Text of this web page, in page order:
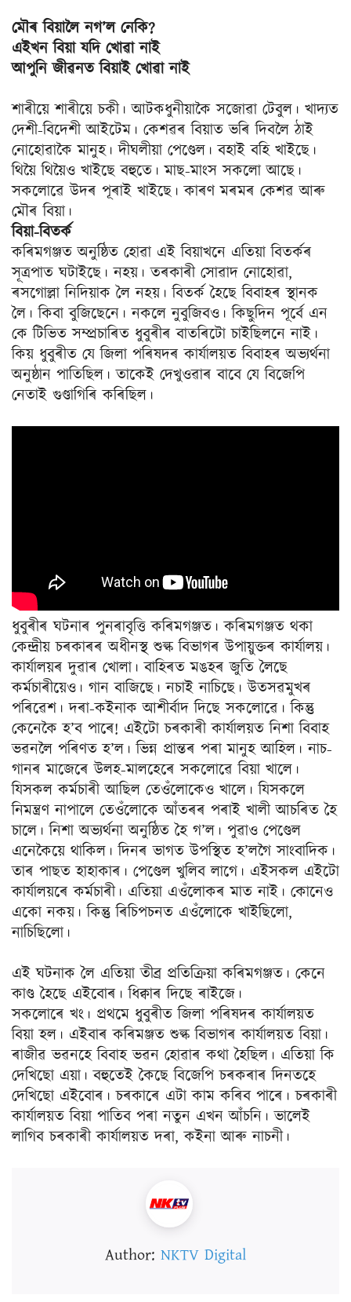
মৌৰ বিয়ালৈ নগ’ল নেকি?
এইখন বিয়া যদি খোৱা নাই
আপুনি জীৱনত বিয়াই খোৱা নাই
শাৰীয়ে শাৰীয়ে চকী। আটকধুনীয়াকৈ সজোৱা টেবুল। খাদ্যত
দেশী-বিদেশী আইটেম। কেশৱৰ বিয়াত ভৰি দিবলৈ ঠাই
নোহোৱাকৈ মানুহ। দীঘলীয়া পেণ্ডেল। বহাই বহি খাইছে।
থিয়ৈ থিয়ৈও খাইছে বহুতে। মাছ-মাংস সকলো আছে।
সকলোৱে উদৰ পূৰাই খাইছে। কাৰণ মৰমৰ কেশৱ আৰু
মৌৰ বিয়া।
বিয়া-বিতৰ্ক
কৰিমগঞ্জত অনুষ্ঠিত হোৱা এই বিয়াখনে এতিয়া বিতৰ্কৰ
সূত্ৰপাত ঘটাইছে। নহয়। তৰকাৰী সোৱাদ নোহোৱা,
ৰসগোল্লা নিদিয়াক লৈ নহয়। বিতৰ্ক হৈছে বিবাহৰ স্থানক
লৈ। কিবা বুজিছেনে। নকলে নুবুজিবও। কিছুদিন পূৰ্বে এন
কে টিভিত সম্প্ৰচাৰিত ধুবুৰীৰ বাতৰিটো চাইছিলনে নাই।
কিয় ধুবুৰীত যে জিলা পৰিষদৰ কাৰ্যালয়ত বিবাহৰ অভ্যৰ্থনা
অনুষ্ঠান পাতিছিল। তাকেই দেখুওৱাৰ বাবে যে বিজেপি
নেতাই গুণ্ডাগিৰি কৰিছিল।
ধুবুৰীৰ ঘটনাৰ পুনৰাবৃত্তি কৰিমগঞ্জত। কৰিমগঞ্জত থকা
কেন্দ্ৰীয় চৰকাৰৰ অধীনস্থ শুল্ক বিভাগৰ উপায়ুক্তৰ কাৰ্যালয়।
কাৰ্যালয়ৰ দুৱাৰ খোলা। বাহিৰত মঙহৰ জুতি লৈছে
কৰ্মচাৰীয়েও। গান বাজিছে। নচাই নাচিছে। উতসৱমুখৰ
পৰিৱেশ। দৰা-কইনাক আশীৰ্বাদ দিছে সকলোৱে। কিন্তু
কেনেকৈ হ’ব পাৰে! এইটো চৰকাৰী কাৰ্যালয়ত নিশা বিবাহ
ভৱনলৈ পৰিণত হ’ল। ভিন্ন প্ৰান্তৰ পৰা মানুহ আহিল। নাচ-
গানৰ মাজেৰে উলহ-মালহেৰে সকলোৱে বিয়া খালে।
যিসকল কৰ্মচাৰী আছিল তেওঁলোকেও খালে। যিসকলে
নিমন্ত্ৰণ নাপালে তেওঁলোকে আঁতৰৰ পৰাই খালী আচৰিত হৈ
চালে। নিশা অভ্যৰ্থনা অনুষ্ঠিত হৈ গ’ল। পুৱাও পেণ্ডেল
এনেকৈয়ে থাকিল। দিনৰ ভাগত উপস্থিত হ’লগৈ সাংবাদিক।
তাৰ পাছত হাহাকাৰ। পেণ্ডেল খুলিব লাগে। এইসকল এইটো
কাৰ্যালয়ৰে কৰ্মচাৰী। এতিয়া এওঁলোকৰ মাত নাই। কোনেও
একো নকয়। কিন্তু ৰিচিপচনত এওঁলোকে খাইছিলো,
নাচিছিলো।
এই ঘটনাক লৈ এতিয়া তীব্ৰ প্ৰতিক্ৰিয়া কৰিমগঞ্জত। কেনে
কাণ্ড হৈছে এইবোৰ। ধিক্বাৰ দিছে ৰাইজে।
সকলোৰে খং। প্ৰথমে ধুবুৰীত জিলা পৰিষদৰ কাৰ্যালয়ত
বিয়া হল। এইবাৰ কৰিমঞ্জত শুল্ক বিভাগৰ কাৰ্যালয়ত বিয়া।
ৰাজীৱ ভৱনহে বিবাহ ভৱন হোৱাৰ কথা হৈছিল। এতিয়া কি
দেখিছো এয়া। বহুতেই কৈছে বিজেপি চৰকৰাৰ দিনতহে
দেখিছো এইবোৰ। চৰকাৰে এটা কাম কৰিব পাৰে। চৰকাৰী
কাৰ্যালয়ত বিয়া পাতিব পৰা নতুন এখন আঁচনি। ভালেই
লাগিব চৰকাৰী কাৰ্যালয়ত দৰা, কইনা আৰু নাচনী।
Author: NKTV Digital